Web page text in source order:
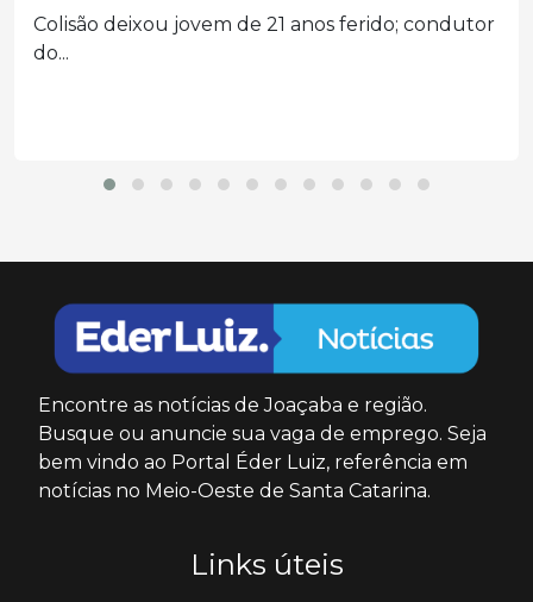
Projeto em parceria com o SESI oferece suporte
psicossocial,...
Encontre as notícias de Joaçaba e região.
Busque ou anuncie sua vaga de emprego. Seja
bem vindo ao Portal Éder Luiz, referência em
notícias no Meio-Oeste de Santa Catarina.
Links úteis